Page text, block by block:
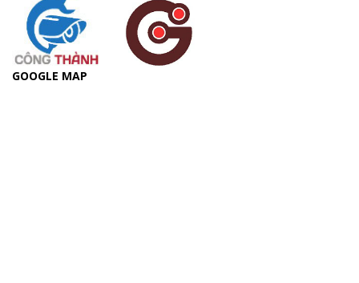
GOOGLE MAP